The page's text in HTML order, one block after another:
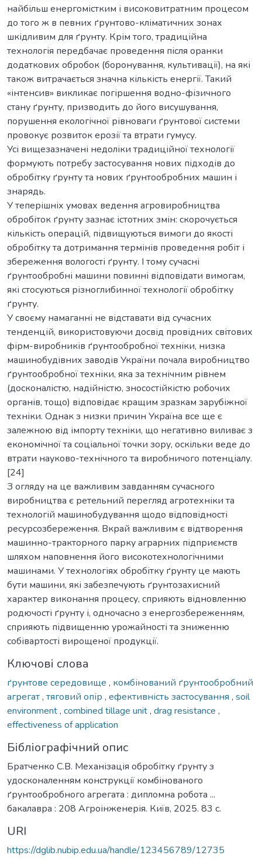
найбільш енергомістким і високовитратним процесом
до того ж в певних ґрунтово-кліматичних зонах
шкідливим для ґрунту. Крім того, традиційна
технологія передбачає проведення після оранки
додаткових обробок (боронування, культивації), на які
також витрачається значна кількість енергії. Такий
«інтенсив» викликає погіршення водно-фізичного
стану ґрунту, призводить до його висушування,
порушення екологічної рівноваги ґрунтової системи
провокує розвиток ерозії та втрати гумусу.
Усі вищезазначені недоліки традиційної технології
формують потребу застосування нових підходів до
обробітку ґрунту та нових ґрунтообробних машин і
знарядь.
У теперішніх умовах ведення агровиробництва
обробіток ґрунту зазнає істотних змін: скорочується
кількість операцій, підвищуються вимоги до якості
обробітку та дотримання термінів проведення робіт і
збереження вологості ґрунту. І тому сучасні
ґрунтообробні машини повинні відповідати вимогам,
які стосуються різноглибинної технології обробітку
ґрунту.
У своєму намаганні не відставати від сучасних
тенденцій, використовуючи досвід провідних світових
фірм-виробників ґрунтообробної техніки, низка
машинобудівних заводів України почала виробництво
ґрунтообробної техніки, яка за технічним рівнем
(досконалістю, надійністю, зносостійкістю робочих
органів, тощо) відповідає кращим зразкам зарубіжної
техніки. Однак з низки причин Україна все ще є
залежною від імпорту техніки, що негативно виливає з
економічної та соціальної точки зору, оскільки веде до
втрати науково-технічного та виробничого потенціалу.
[24]
З огляду на це важливим завданням сучасного
виробництва є ретельний перегляд агротехніки та
технологій машинобудування щодо відповідності
ресурсозбереження. Вкрай важливим є відтворення
машинно-тракторного парку аграрних підприємств
шляхом наповнення його високотехнологічними
машинами. У технологіях обробітку ґрунту це мають
бути машини, які забезпечують ґрунтозахисний
характер виконання процесу, сприяють відновленню
родючості ґрунту і, одночасно з енергозбереженням,
сприяють підвищенню урожайності та зниженню
собівартості вирощеної продукції.
Ключові слова
ґрунтове середовище , комбінований ґрунтообробний
агрегат, тяговий опір , ефективність застосування , soil
environment, combined tillage unit, drag resistance ,
effectiveness of application
Бібліографічний опис
Братченко С.В. Механізація обробітку ґрунту з
удосконаленням конструкції комбінованого
ґрунтообробного агрегата : дипломна робота ...
бакалавра : 208 Агроінженерія. Київ, 2025. 83 с.
URI
https://dglib.nubip.edu.ua/handle/123456789/12735